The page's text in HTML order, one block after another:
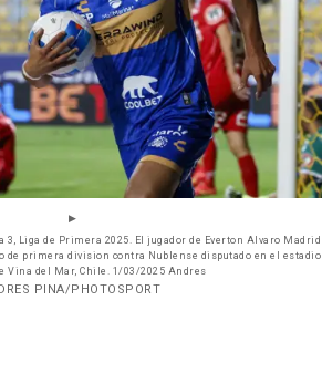
3, Liga de Primera 2025. El jugador de Everton Alvaro Madrid
de primera division contra Nublense disputado en el estadio
Vina del Mar, Chile. 1/03/2025 Andres
PINA/PHOTOSPORT